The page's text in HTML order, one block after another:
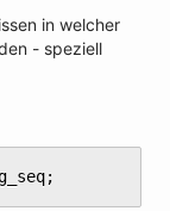
in welcher
- speziell